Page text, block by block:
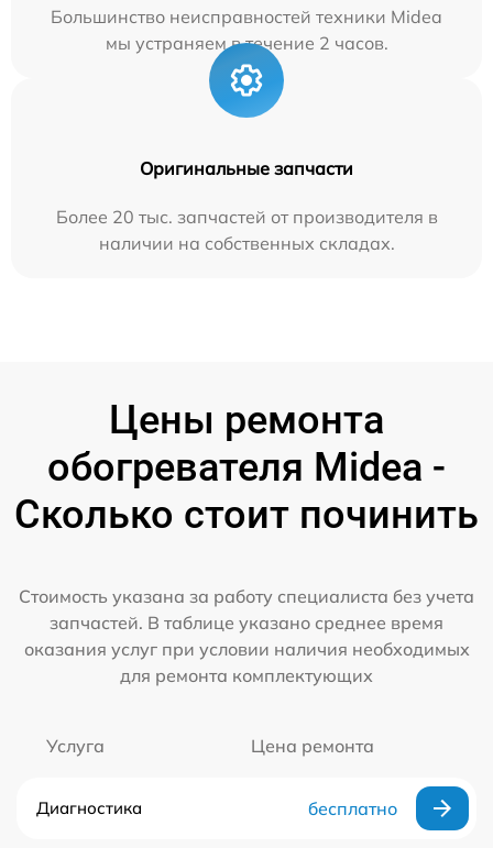
Большинство неисправностей техники Midea
мы устраняем в течение 2 часов.
Оригинальные запчасти
Более 20 тыс. запчастей от производителя в
наличии на собственных складах.
Цены ремонта
обогревателя Midea -
Сколько стоит починить
Стоимость указана за работу специалиста без учета
запчастей. В таблице указано среднее время
оказания услуг при условии наличия необходимых
для ремонта комплектующих
Услуга Цена ремонта
Диагностика бесплатно